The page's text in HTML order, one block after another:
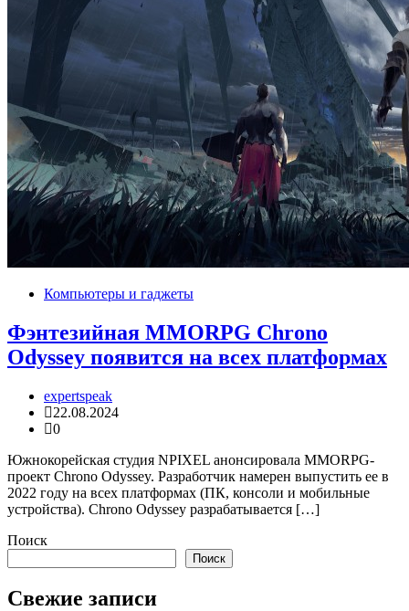
Компьютеры и гаджеты
Фэнтезийная MMORPG Chrono
Odyssey появится на всех платформах
expertspeak
22.08.2024
0
Южнокорейская студия NPIXEL анонсировала MMORPG-
проект Chrono Odyssey. Разработчик намерен выпустить ее в
2022 году на всех платформах (ПК, консоли и мобильные
устройства). Chrono Odyssey разрабатывается […]
Поиск
Поиск
Свежие записи